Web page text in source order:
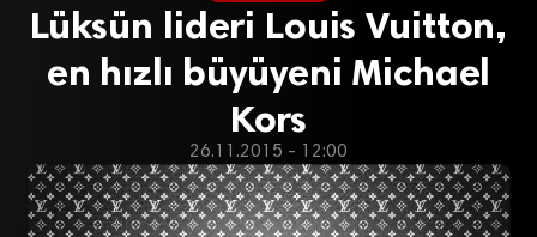
Lüksün lideri Louis Vuitton,
en hızlı büyüyeni Michael
Kors
26.11.2015 - 12:00